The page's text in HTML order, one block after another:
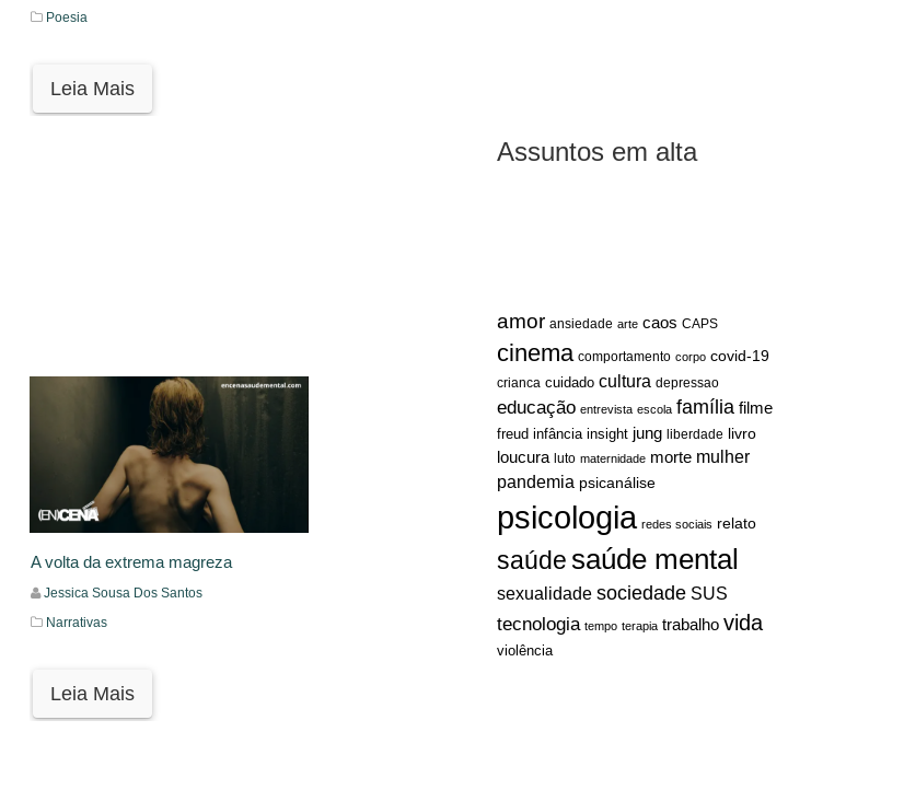
Assuntos em alta
amor ansiedade arte caos CAPS
cinema comportamento corpo covid-19
crianca cuidado cultura depressao
educação entrevista escola família filme
freud infância insight jung liberdade livro
loucura luto maternidade morte mulher
pandemia psicanálise
psicologia redes sociais relato
saúdesaúde mental
sexualidade sociedade SUS
tecnologia tempo terapia trabalho vida
violência
Poesia
Leia Mais
A volta da extrema magreza
Jessica Sousa Dos Santos
Narrativas
Leia Mais